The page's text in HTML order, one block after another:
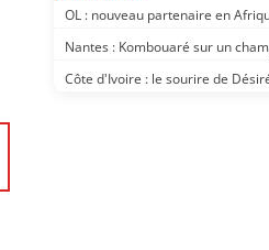
OL : nouveau partenaire en
Nantes : Kombouaré sur un
Côte d'Ivoire : le sourire de